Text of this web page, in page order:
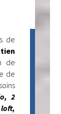
de
de
de
2